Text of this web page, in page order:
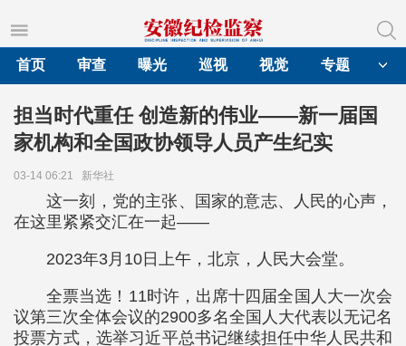
首页
审查 曝光 巡视 视觉 专题
担当时代重任 创造新的伟业——新一届国
家机构和全国政协领导人员产生纪实
03-14 06:21 新华社
这一刻，党的主张、国家的意志、人民的心声，
在这里紧紧交汇在一起——
2023年3月10日上午，北京，人民大会堂。
全票当选！11时许，出席十四届全国人大一次会
议第三次全体会议的2900多名全国人大代表以无记名
投票方式，选举习近平总书记继续担任中华人民共和